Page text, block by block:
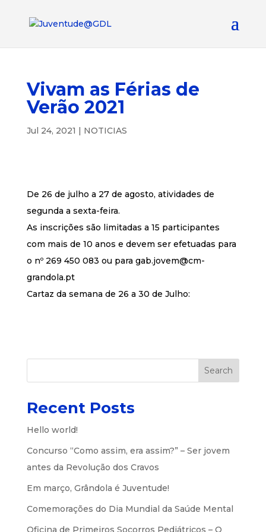
Vivam as Férias de
Verão 2021
Jul 24, 2021 | NOTICIAS
De 26 de julho a 27 de agosto, atividades de
segunda a sexta-feira.
As inscrições são limitadas a 15 participantes
com mais de 10 anos e devem ser efetuadas para
o nº 269 450 083 ou para gab.jovem@cm-
grandola.pt
Cartaz da semana de 26 a 30 de Julho:
Search
Recent Posts
Hello world!
Concurso “Como assim, era assim?” – Ser jovem
antes da Revolução dos Cravos
Em março, Grândola é Juventude!
Comemorações do Dia Mundial da Saúde Mental
Oficina de Primeiros Socorros Pediátricos – O